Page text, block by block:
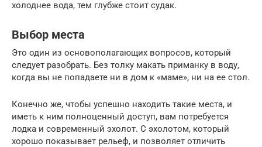
холоднее вода, тем глубже стоит судак.
Выбор места
Это один из основополагающих вопросов, который
следует разобрать. Без толку макать приманку в воду,
когда вы не попадаете ни в дом к «маме», ни на ее стол.
Конечно же, чтобы успешно находить такие места, и
иметь к ним полноценный доступ, вам потребуется
лодка и современный эхолот. С эхолотом, который
хорошо показывает рельеф, и позволяет отличить